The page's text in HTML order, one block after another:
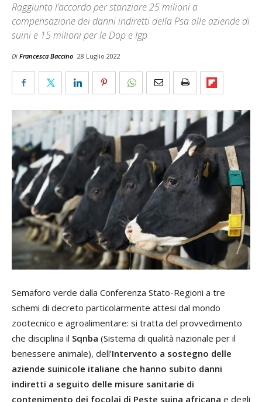
Raggiunto l’accordo per stanziare 25 milioni a
compensazione dei danni indiretti della Psa alle aziende di
suini e 15 milioni per le Dop e Igp
Di Francesca Baccino 28 Luglio 2022
Semaforo verde dalla Conferenza Stato-Regioni a tre
schemi di decreto particolarmente attesi dal mondo
zootecnico e agroalimentare: si tratta del provvedimento
che disciplina il Sqnba (Sistema di qualità nazionale per il
benessere animale), dell’Intervento a sostegno delle
aziende suinicole italiane che hanno subito danni
indiretti a seguito delle misure sanitarie di
contenimento dei focolai di Peste suina africana e degli